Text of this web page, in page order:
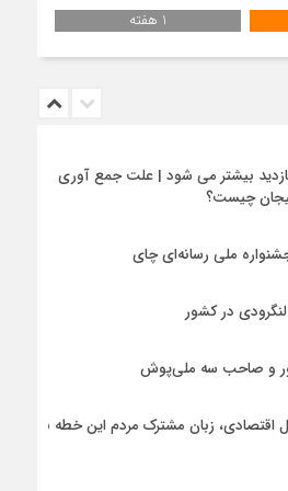
1 هفته
بیشتر می شود | علت جمع آوری
چیست؟
ملی رسانه‌ای چای
در کشور
و صاحب سه ملی‌پوش
زبان مشترک مردم این خطه با